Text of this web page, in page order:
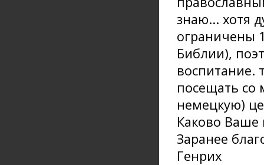
знаю... хотя
ограничены
Библии),
воспитание.
посещать со
немецкую)
Каково
Заранее
Генрих